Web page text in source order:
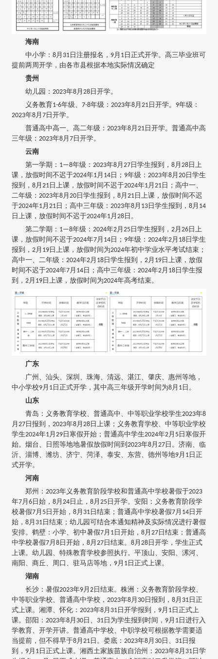
海南
中小学：8月31日注册报名，9月1日正式开学。高三毕业班可
提前两周开学，由各市县根据本地实际情况确定
贵州
幼儿园：2023年8月28日开学。
义务教育1-6年级、7-8年级：2023年8月21日开学。9年级：
2023年8月7日开学。
普通高中高一、高二年级：2023年8月21日开学。普通高中高
三年级：2023年8月7日开学。
云南
第一学期：1—8年级：2023年8月27日学生报到，8月28日上
课，放假时间不迟于2024年1月14日；9年级：2023年8月20日学生
报到，8月21日上课，放假时间不迟于2024年1月21日；高中一、
二年级：2023年8月20日学生报到，8月21日上课，放假时间不迟
于2024年1月21日；高中三年级：2023年8月13日学生报到，8月14
日上课，放假时间不迟于2024年1月28日。
第二学期：1—8年级：2024年2月25日学生报到，2月26日上
课，放假时间不迟于2024年7月14日；9年级：2024年2月18日学生
报到，2月19日上课，放假时间为2024年初中学业水平考试结束；
高中一、二年级：2024年2月18日学生报到，2月19日上课，放假
时间不迟于2024年7月14日；高中三年级：2024年2月18日学生报
到，2月19日上课，放假时间为2024年高考结束。
广东
广州、汕头、深圳、珠海、清远、湛江、肇庆、惠州等地，
中小学校9月1日正式开学，其中高三年级开学时间为8月1日。
山东
青岛：义务教育学校、普通高中、中等职业学校学生2023年8
月27日报到，2023年8月28日上课；义务教育学校、中等职业学校
学生2024年1月29日寒假开始；普通高中学生2024年2月5日寒假开
始。烟台、日照等地地暑假放假时间到2023年8月27日。济南、临
沂、淄博、潍坊、济宁、菏泽、泰安、东营、德州等地9月1日正
式开学。
河南
郑州：2023年义务教育阶段学校和普通高中学校暑假于2023
年7月6日始，8月24日止，8月25日开学。安阳：义务教育阶段学
校暑假7月5日开始，8月31日结束；普通高中学校暑假7月14日开
始，8月31日结束；幼儿园可结合本通知精神及实际情况进行暑假
安排。鹤壁：小学、初中暑假7月1日开始，8月27日结束；普通高
中学校暑假7月8日开始，8月27日结束。8月28日开学，学生正式
上课。幼儿园、特殊教育学校参照执行。平顶山、安阳、漯河、
南阳、商丘、周口、驻马店等地，9月1日正式上课。
湖南
长沙：暑假2023年9月2日结束。株洲：义务教育阶段学校、
中等职业学校、普通高中学校，2023年8月30日报到，8月31日正
式上课。湘潭、怀化：2023年8月31日开学报到，9月1日正式上
课。邵阳：2023年8月30日、31日为学生报到时间，9月1日进行入
学教育、开学开讲。普通高中学校、中职学校可根据教学需要适
当提前，但不得早于8月21日。娄底：2023年8月30日、31日报
到，9月1日正式上课。湘西土家族苗族自治州：2023年8月31日学